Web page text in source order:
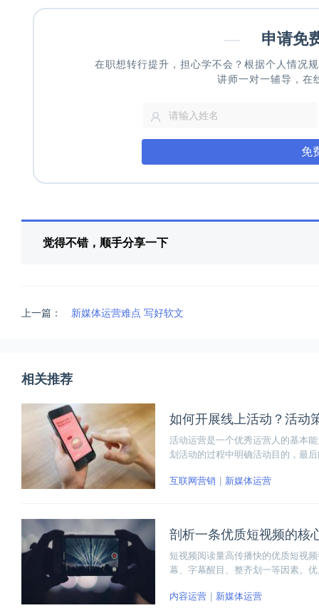
— 申请免
在职想转行提升，担心学不会？根据个人情况
讲师一对一辅导，在
免
觉得不错，顺手分享一下
上一篇： 新媒体运营难点 写好软文
相关推荐
如何开展线上活动？活动
活动运营是一个优秀运营人的基本
划活动的过程中明确活动目的，最
助。
互联网营销 新媒体运营
剖析一条优质短视频的核
短视频阅读量高传播快的优质短视
幕、字幕醒目、整齐划一等因素。
内容运营
新媒体运营